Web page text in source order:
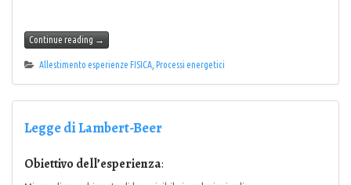
Continue reading →
Allestimento esperienze FISICA Processi energetici
Legge di Lambert-Beer
Obiettivo dell’esperienza: